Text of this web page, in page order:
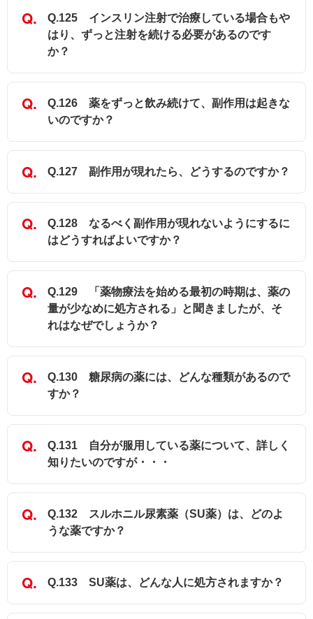
Q.125 インスリン注射で治療している場合もや
はり、ずっと注射を続ける必要があるのです
か？
Q.126 薬をずっと飲み続けて、副作用は起きな
いのですか？
Q.127 副作用が現れたら、どうするのですか？
Q.128 なるべく副作用が現れないようにするに
はどうすればよいですか？
Q.129 「薬物療法を始める最初の時期は、薬の
量が少なめに処方される」と聞きましたが、そ
れはなぜでしょうか？
Q.130 糖尿病の薬には、どんな種類があるので
すか？
Q.131 自分が服用している薬について、詳しく
知りたいのですが・・・
Q.132 スルホニル尿素薬（SU薬）は、どのよ
うな薬ですか？
Q.133 SU薬は、どんな人に処方されますか？